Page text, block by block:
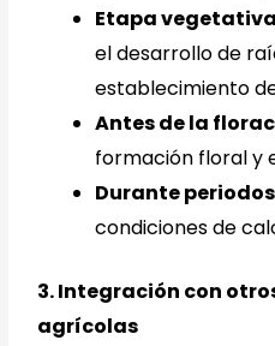
Etapa
el desarrollo de
establecimiento
Antes de la
formación floral y
Durante
condiciones de
3. Integración con
agrícolas